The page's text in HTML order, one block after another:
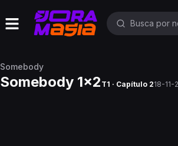
Somebody
Somebody 1x2 T1 · Capítulo 218-11-